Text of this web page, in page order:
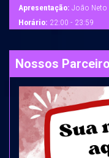
Apresentação: João Neto
Horário: 22:00 - 23:59
Nossos